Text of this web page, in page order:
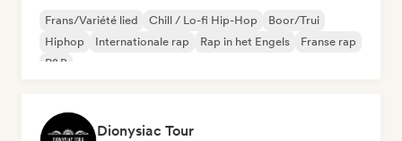
Frans/Variété lied Chill / Lo-fi Hip-Hop
Boor/Trui
Hiphop
Internationale rap Rap in het Engels
Franse rap
R&B
Dionysiac Tour